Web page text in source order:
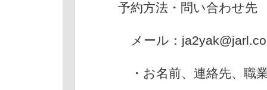
予約方法・問い合わせ先
メール：
・お名前、連絡先、職業